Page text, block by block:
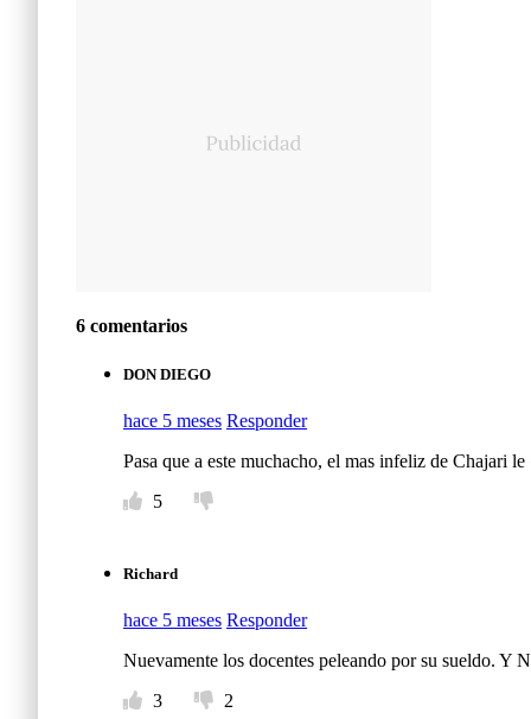
6 comentarios
DON DIEGO
hace 5 meses Responder
Pasa que a este muchacho, el mas infeliz de Chajari
5
Richard
hace 5 meses Responder
Nuevamente los docentes peleando por su sueldo. Y
3
2